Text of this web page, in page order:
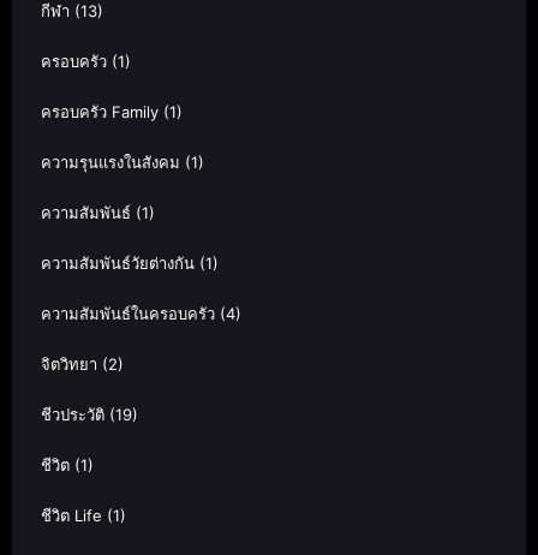
กีฬา (13)
ครอบครัว (1)
ครอบครัว Family (1)
ความรุนแรงในสังคม (1)
ความสัมพันธ์ (1)
ความสัมพันธ์วัยต่างกัน (1)
ความสัมพันธ์ในครอบครัว (4)
จิตวิทยา (2)
ชีวประวัติ (19)
ชีวิต (1)
ชีวิต Life (1)